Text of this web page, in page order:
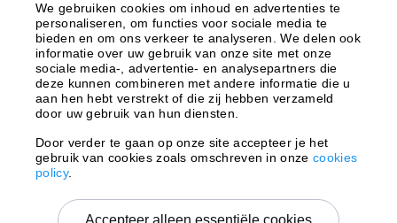
Zweden
Betaling
We gebruiken cookies om inhoud en advertenties te
personaliseren, om functies voor sociale media te
bieden en om ons verkeer te analyseren. We delen ook
informatie over uw gebruik van onze site met onze
sociale media-, advertentie- en analysepartners die
deze kunnen combineren met andere informatie die u
aan hen hebt verstrekt of die zij hebben verzameld
door uw gebruik van hun diensten.
Door verder te gaan op onze site accepteer je het
gebruik van cookies zoals omschreven in onze cookies
policy.
Accepteer alleen essentiële cookies